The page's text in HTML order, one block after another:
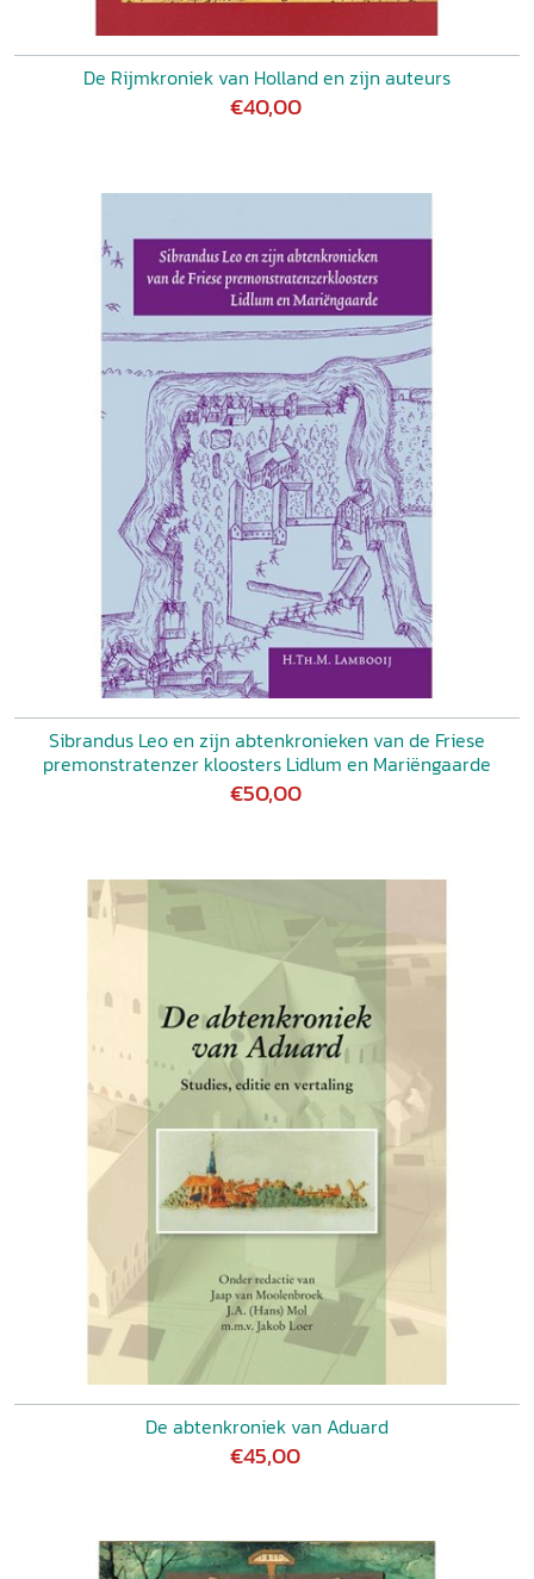
De Rijmkroniek van Holland en zijn auteurs
€40,00
Sibrandus Leo en zijn abtenkronieken van de Friese
premonstratenzer kloosters Lidlum en Mariëngaarde
€50,00
De abtenkroniek van Aduard
€45,00